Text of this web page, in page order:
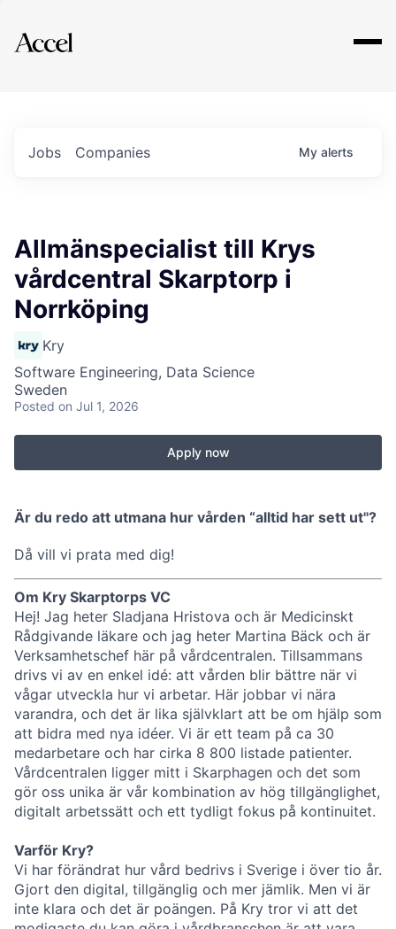
Explore
Jobs Companies My alerts
Allmänspecialist till Krys
vårdcentral Skarptorp i
Norrköping
Kry
Software Engineering, Data Science
Sweden
Posted on Jul 1, 2026
Apply now
Är du redo att utmana hur vården “alltid har sett ut"?
Då vill vi prata med dig!
Om Kry Skarptorps VC
Hej! Jag heter Sladjana Hristova och är Medicinskt
Rådgivande läkare och jag heter Martina Bäck och är
Verksamhetschef här på vårdcentralen. Tillsammans
drivs vi av en enkel idé: att vården blir bättre när vi
vågar utveckla hur vi arbetar. Här jobbar vi nära
varandra, och det är lika självklart att be om hjälp som
att bidra med nya idéer. Vi är ett team på ca 30
medarbetare och har cirka 8 800 listade patienter.
Vårdcentralen ligger mitt i Skarphagen och det som
gör oss unika är vår kombination av hög tillgänglighet,
digitalt arbetssätt och ett tydligt fokus på kontinuitet.
Varför Kry?
Vi har förändrat hur vård bedrivs i Sverige i över tio år.
Gjort den digital, tillgänglig och mer jämlik. Men vi är
inte klara och det är poängen. På Kry tror vi att det